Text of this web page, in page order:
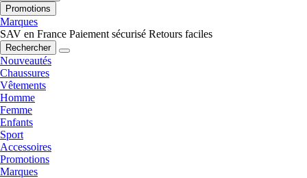
Promotions
Marques
SAV en France Paiement sécurisé Retours faciles
Rechercher
Nouveautés
Chaussures
Vêtements
Homme
Femme
Enfants
Sport
Accessoires
Promotions
Marques